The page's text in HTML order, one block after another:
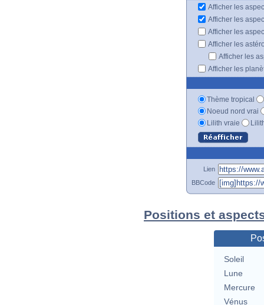
Afficher les
Afficher les
Afficher les
Afficher les
Afficher les
Afficher les
Thème tropical
Noeud nord vrai
Lilith vraie
Lien
BBCode
Positions et
Soleil
Lune
Mercure
Vénus